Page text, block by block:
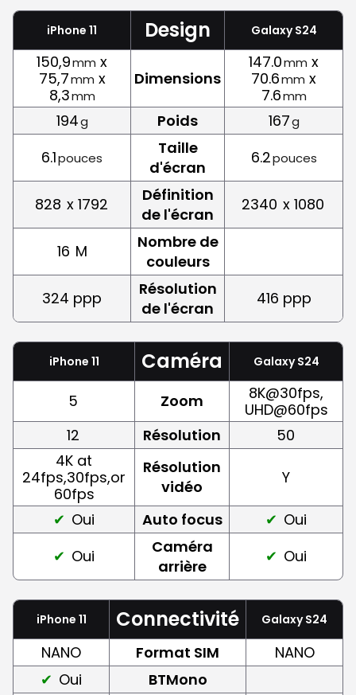
iPhone 11 Design Galaxy S24
150,9mm x
75,7mm x
8,3mm
Dimensions
147.0mm x
70.6mm x
7.6mm
194g Poids 167g
6.1pouces
Taille
d'écran
6.2pouces
828 x 1792
Définition
de l'écran
2340 x 1080
16 M
Nombre de
couleurs
324 ppp
Résolution
de l'écran
416 ppp
iPhone 11 Caméra Galaxy S24
5 Zoom
8K@30fps,
UHD@60fps
12
Résolution
50
4K at
24fps,30fps,or
60fps
Résolution
vidéo
Y
Oui Auto focus
Oui
Oui
Caméra
arrière
Oui
iPhone 11 Connectivité Galaxy S24
NANO Format SIM
NANO
Oui
BTMono